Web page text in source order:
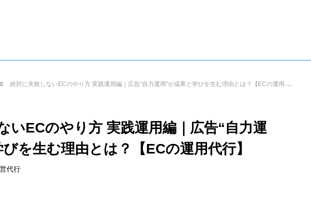
絶対に失敗しないECのやり方 実践運用編｜広告“自力運用”が成果と学びを生む理由とは？【ECの運用代行】
いECのやり方 実践運用編｜広告“自力運
を生む理由とは？【ECの運用代行】
代行